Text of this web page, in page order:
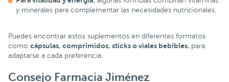
y minerales para complementar las necesidades nutricionales.
Puedes encontrar estos suplementos en diferentes formatos
como cápsulas, comprimidos, sticks o viales bebibles, para
adaptarse a cada preferencia.
Consejo Farmacia Jiménez